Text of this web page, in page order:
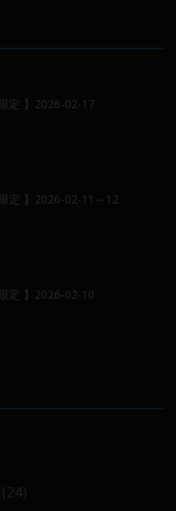
定 】2026-02-17
定 】2026-02-11～12
定 】2026-02-10
定 】2026-03-05～06
(24)